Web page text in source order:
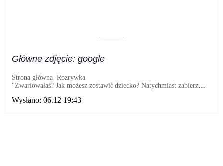
––––––––––
Główne zdjęcie: google
Strona główna Rozrywka
"Zwariowałaś? Jak możesz zostawić dziecko? Natychmiast zabierz
zadzwoniła do siostry i zaprosiła do siebie
Wysłano: 06.12 19:43